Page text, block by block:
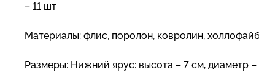
– 11 шт
Материалы: флис, поролон, ковролин,
Размеры: Нижний ярус: высота – 7 см, диаметр